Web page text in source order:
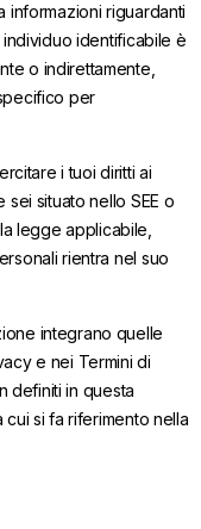
informazioni riguardanti
identificabile è
o indirettamente,
per
i tuoi diritti ai
situato nello SEE o
legge applicabile,
rientra nel suo
integrano quelle
e nei Termini di
definiti in questa
si fa riferimento nella